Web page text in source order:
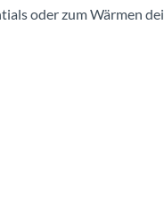
oder zum Wärmen